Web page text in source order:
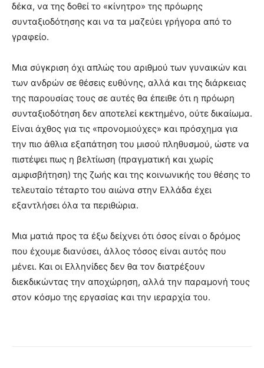
δέκα, να της δοθεί το «κίνητρο» της πρόωρης
συνταξιοδότησης και να τα μαζεύει γρήγορα από το
γραφείο.
Μια σύγκριση όχι απλώς του αριθμού των γυναικών και
των ανδρών σε θέσεις ευθύνης, αλλά και της διάρκειας
της παρουσίας τους σε αυτές θα έπειθε ότι η πρόωρη
συνταξιοδότηση δεν αποτελεί κεκτημένο, ούτε δικαίωμα.
Είναι άχθος για τις «προνομιούχες» και πρόσχημα για
την πιο άθλια εξαπάτηση του μισού πληθυσμού, ώστε να
πιστέψει πως η βελτίωση (πραγματική και χωρίς
αμφισβήτηση) της ζωής και της κοινωνικής του θέσης το
τελευταίο τέταρτο του αιώνα στην Ελλάδα έχει
εξαντλήσει όλα τα περιθώρια.
Μια ματιά προς τα έξω δείχνει ότι όσος είναι ο δρόμος
που έχουμε διανύσει, άλλος τόσος είναι αυτός που
μένει. Και οι Ελληνίδες δεν θα τον διατρέξουν
διεκδικώντας την αποχώρηση, αλλά την παραμονή τους
στον κόσμο της εργασίας και την ιεραρχία του.